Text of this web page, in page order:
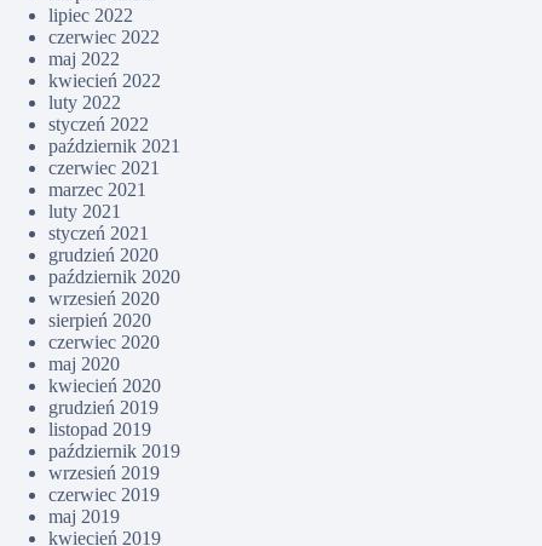
lipiec 2022
czerwiec 2022
maj 2022
kwiecień 2022
luty 2022
styczeń 2022
październik 2021
czerwiec 2021
marzec 2021
luty 2021
styczeń 2021
grudzień 2020
październik 2020
wrzesień 2020
sierpień 2020
czerwiec 2020
maj 2020
kwiecień 2020
grudzień 2019
listopad 2019
październik 2019
wrzesień 2019
czerwiec 2019
maj 2019
kwiecień 2019